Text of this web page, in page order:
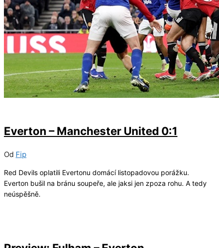
Everton – Manchester United 0:1
Od Fip
Red Devils oplatili Evertonu domácí listopadovou porážku.
Everton bušil na bránu soupeře, ale jaksi jen zpoza rohu. A tedy
neúspěšně.